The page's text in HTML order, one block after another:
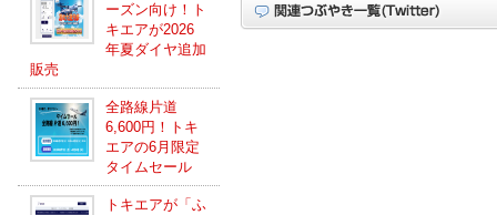
ーズン向け！ト
キエアが2026
年夏ダイヤ追加
販売
全路線片道
6,600円！トキ
エアの6月限定
タイムセール
トキエアが「ふ